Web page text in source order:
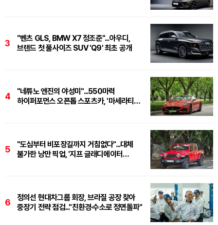
3
"벤츠 GLS, BMW X7 정조준"...아우디,
브랜드 첫 풀사이즈 SUV 'Q9' 최초 공개
4
"네튜노 엔진의 야성미"...550마력
하이퍼포먼스 오픈톱 스포츠카, '마세라티
5
"도심부터 비포장길까지 거침없다"...대체
불가한 낭만 픽업, '지프 글래디에이터
6
정의선 현대차그룹 회장, 브라질 공장 찾아
중장기 전략 점검..."친환경·수소로 정면돌파"